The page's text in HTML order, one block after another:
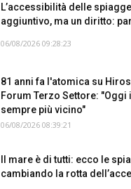
L’accessibilità delle
aggiuntivo, ma un diritto:
06/08/2026 09:28:23
81 anni fa l'atomica su
Forum Terzo Settore:
sempre più vicino"
06/08/2026 08:39:21
Il mare è di tutti: ecco le
cambiando la rotta